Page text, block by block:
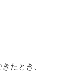
たとき、